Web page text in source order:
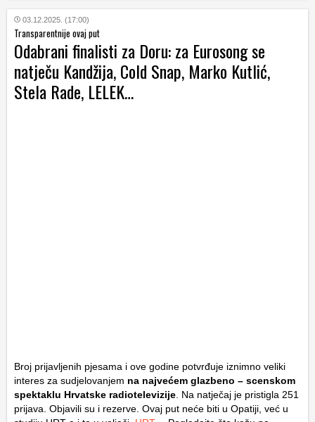
03.12.2025. (17:00)
Transparentnije ovaj put
Odabrani finalisti za Doru: za Eurosong se
natječu Kandžija, Cold Snap, Marko Kutlić,
Stela Rade, LELEK…
Broj prijavljenih pjesama i ove godine potvrđuje iznimno veliki
interes za sudjelovanjem na najvećem glazbeno – scenskom
spektaklu Hrvatske radiotelevizije . Na natječaj je pristigla 251
prijava. Objavili su i rezerve. Ovaj put neće biti u Opatiji, već u